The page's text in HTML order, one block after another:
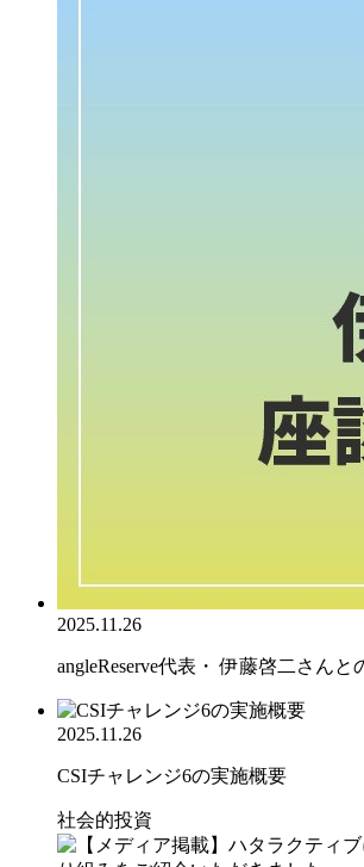
2025.11.26
angleReserve代表・ 伊藤啓二さんと
2025.11.26
CSIチャレンジ6の実施概要
社会的投資